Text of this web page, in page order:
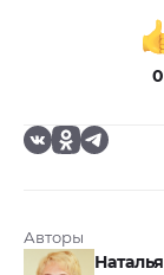
0
Авторы